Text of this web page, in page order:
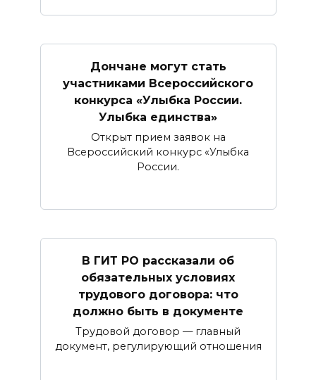
Дончане могут стать
участниками Всероссийского
конкурса «Улыбка России.
Улыбка единства»
Открыт прием заявок на
Всероссийский конкурс «Улыбка
России.
В ГИТ РО рассказали об
обязательных условиях
трудового договора: что
должно быть в документе
Трудовой договор — главный
документ, регулирующий отношения